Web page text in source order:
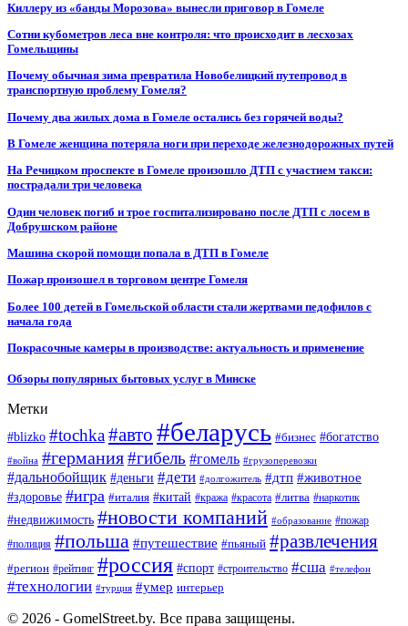
Киллеру из «банды Морозова» вынесли приговор в Гомеле
Сотни кубометров леса вне контроля: что происходит в лесхозах
Гомельщины
Почему обычная зима превратила Новобелицкий путепровод в
транспортную проблему Гомеля?
Почему два жилых дома в Гомеле остались без горячей воды?
В Гомеле женщина потеряла ноги при переходе железнодорожных путей
На Речицком проспекте в Гомеле произошло ДТП с участием такси:
пострадали три человека
Один человек погиб и трое госпитализировано после ДТП с лосем в
Добрушском районе
Машина скорой помощи попала в ДТП в Гомеле
Пожар произошел в торговом центре Гомеля
Более 100 детей в Гомельской области стали жертвами педофилов с
начала года
Покрасочные камеры в производстве: актуальность и применение
Обзоры популярных бытовых услуг в Минске
Метки
#blizko #tochka#авто #беларусь #бизнес #богатство
#война #германия#гибель #гомель #грузоперевозки
#дальнобойщик #деньги #дети #долгожитель #дтп #животное
#здоровье #игра #италия #китай #кража #красота #литва #наркотик
#недвижимость #новости компаний #образование #пожар
#полиция #польша #путешествие #пьяный #развлечения
#регион #рейтинг #россия #спорт #строительство #сша #телефон
#технологии #турция #умер интерьер
© 2026 - GomelStreet.by. Все права защищены.